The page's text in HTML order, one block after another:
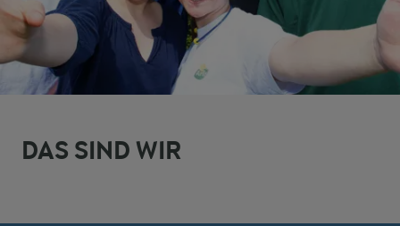
DAS SIND WIR